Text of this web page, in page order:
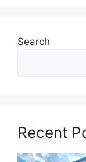
Search
Recent